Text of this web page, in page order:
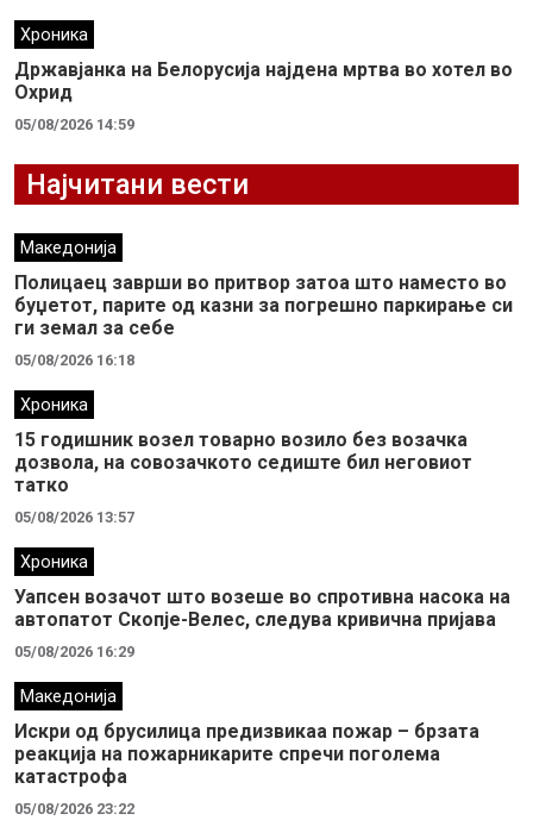
Хроника
Државјанка на Белорусија најдена мртва во хотел во
Охрид
05/08/2026 14:59
Најчитани вести
Македонија
Полицаец заврши во притвор затоа што наместо во
буџетот, парите од казни за погрешно паркирање си
ги земал за себе
05/08/2026 16:18
Хроника
15 годишник возел товарно возило без возачка
дозвола, на совозачкото седиште бил неговиот
татко
05/08/2026 13:57
Хроника
Уапсен возачот што возеше во спротивна насока на
автопатот Скопје-Велес, следува кривична пријава
05/08/2026 16:29
Македонија
Искри од брусилица предизвикаа пожар – брзата
реакција на пожарникарите спречи поголема
катастрофа
05/08/2026 23:22